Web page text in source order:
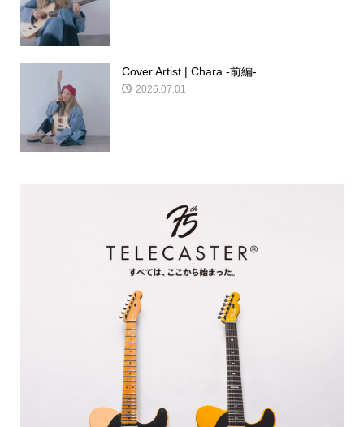
Cover Artist | Chara -前編-
2026.07.01